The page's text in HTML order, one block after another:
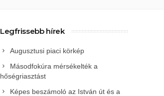
Legfrissebb hírek
Augusztusi piaci körkép
Másodfokúra mérsékelték a
hőségriasztást
Képes beszámoló az István út és a